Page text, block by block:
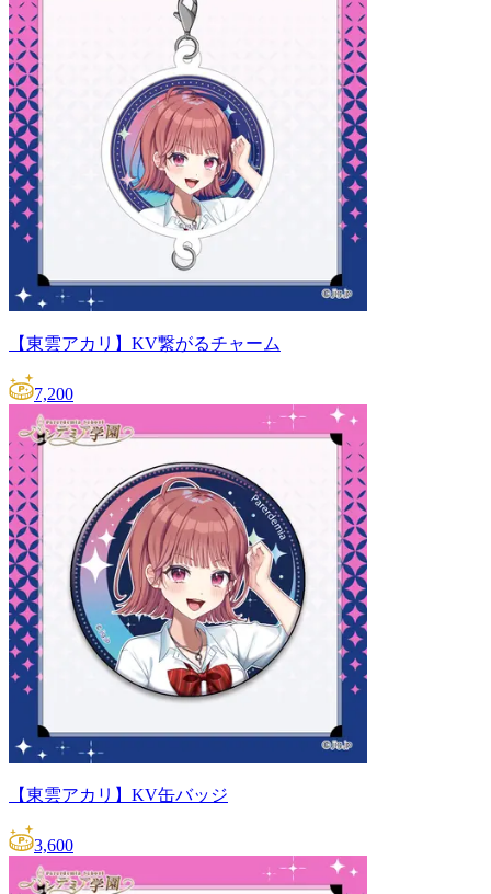
【東雲アカリ】KV繋がるチャーム
7,200
【東雲アカリ】KV缶バッジ
3,600